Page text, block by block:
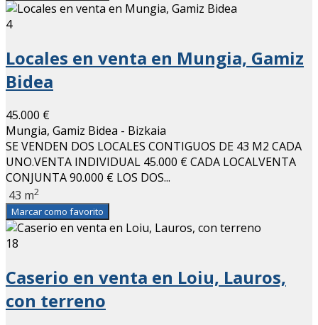
4
Locales en venta en Mungia, Gamiz
Bidea
45.000 €
Mungia, Gamiz Bidea - Bizkaia
SE VENDEN DOS LOCALES CONTIGUOS DE 43 M2 CADA
UNO.VENTA INDIVIDUAL 45.000 € CADA LOCALVENTA
CONJUNTA 90.000 € LOS DOS...
43 m2
Marcar como favorito
18
Caserio en venta en Loiu, Lauros,
con terreno